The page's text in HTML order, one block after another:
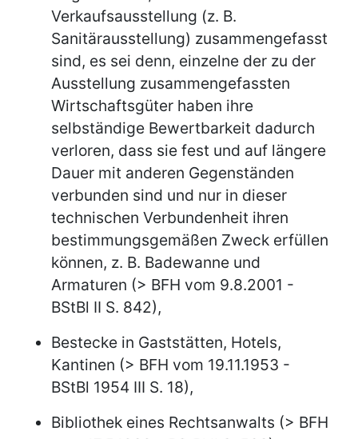
Verkaufsausstellung (z. B.
Sanitärausstellung) zusammengefasst
sind, es sei denn, einzelne der zu der
Ausstellung zusammengefassten
Wirtschaftsgüter haben ihre
selbständige Bewertbarkeit dadurch
verloren, dass sie fest und auf längere
Dauer mit anderen Gegenständen
verbunden sind und nur in dieser
technischen Verbundenheit ihren
bestimmungsgemäßen Zweck erfüllen
können, z. B. Badewanne und
Armaturen (> BFH vom 9.8.2001 -
BStBl II S. 842),
Bestecke in Gaststätten, Hotels,
Kantinen (> BFH vom 19.11.1953 -
BStBl 1954 III S. 18),
Bibliothek eines Rechtsanwalts (> BFH